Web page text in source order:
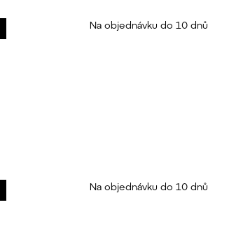
Na objednávku do 10 dnů
Na objednávku do 10 dnů